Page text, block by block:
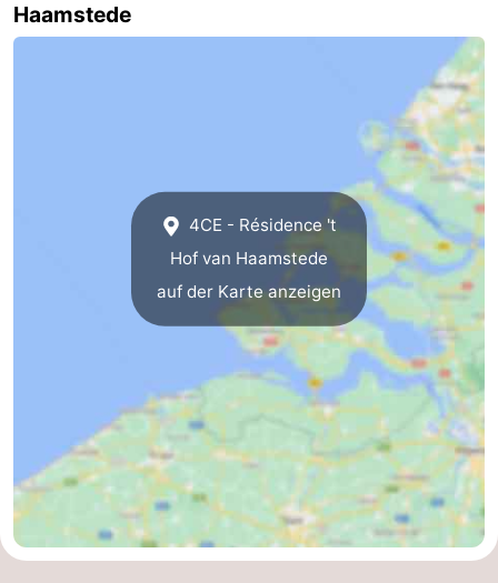
Schouwen-
van
Schouwen
Veere
-
Haamstede
4CE - Résidence 't
Hof van Haamstede
auf der Karte anzeigen